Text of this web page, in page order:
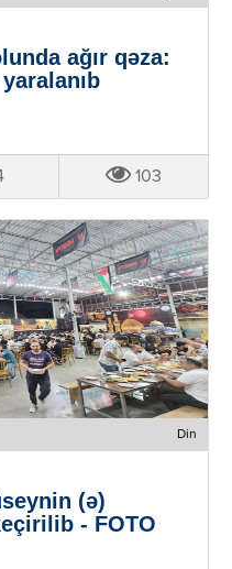
ağır qəza:
103
Din
(ə)
- FOTO